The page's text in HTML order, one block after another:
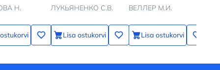
к Н. ЛУКЬЯНЕНКО С.В.
Lisa ostukorvi
ВЕЛЛЕР М.И.
Lisa ostukorvi